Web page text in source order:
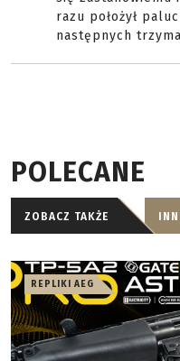
razu położył
następnych
POLECANE
ZOBACZ TAKŻE
REPLIKI AEG